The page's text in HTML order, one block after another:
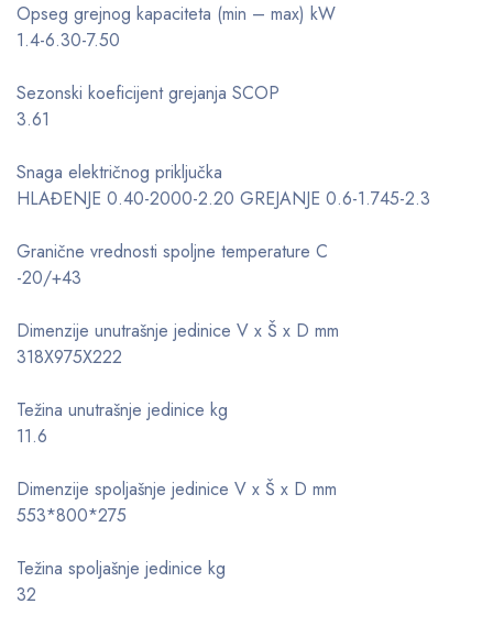
Opseg grejnog kapaciteta (min – max) kW
1.4-6.30-7.50
Sezonski koeficijent grejanja SCOP
3.61
Snaga električnog priključka
HLAĐENJE 0.40-2000-2.20 GREJANJE 0.6-1.745-2.3
Granične vrednosti spoljne temperature C
-20/+43
Dimenzije unutrašnje jedinice V x Š x D mm
318X975X222
Težina unutrašnje jedinice kg
11.6
Dimenzije spoljašnje jedinice V x Š x D mm
553*800*275
Težina spoljašnje jedinice kg
32